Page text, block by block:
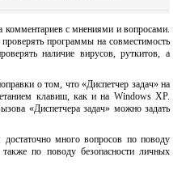
комментариев с мнениями и вопросами.
программы на совместимость
наличие вирусов, руткитов, а
о том, что «Диспетчер задач» на
клавиш, как и на Windows XP.
«Диспетчера задач» можно задать
много вопросов по поводу
по поводу безопасности личных